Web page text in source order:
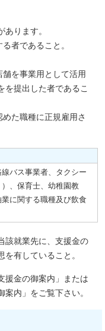
ります。
者であること。
を事業用として活用
を提出した者であるこ
た職種に正規雇用さ
バス事業者、タクシー
、保育士、幼稚園教
に関する職種及び飲食
該就業先に、支援金の
有していること。
金の御案内」または
内」をご覧下さい。